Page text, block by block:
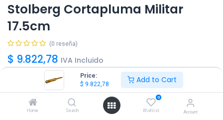
Price:
$ 9.822,78 Add to Cart
Home Search
0
Wishlist Account
Stolberg Cortapluma Militar
17.5cm
(0 reseña)
$ 9.822,78 IVA Incluido
Comprar ya!